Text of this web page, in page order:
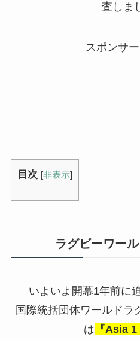
査しま
スポンサ
目次 [非表示]
ラグビーワー
いよいよ開幕1年前に
国際統括団体ワールドラ
は 『Asia